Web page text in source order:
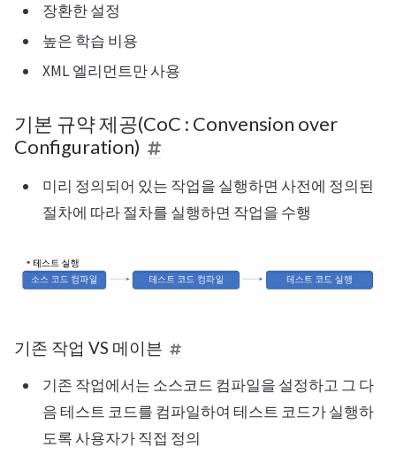
장환한 설정
높은 학습 비용
XML 엘리먼트만 사용
기본 규약 제공(CoC : Convension over
Configuration)
미리 정의되어 있는 작업을 실행하면 사전에 정의된
절차에 따라 절차를 실행하면 작업을 수행
기존 작업 VS 메이븐
기존 작업에서는 소스코드 컴파일을 설정하고 그 다
음 테스트 코드를 컴파일하여 테스트 코드가 실행하
도록 사용자가 직접 정의